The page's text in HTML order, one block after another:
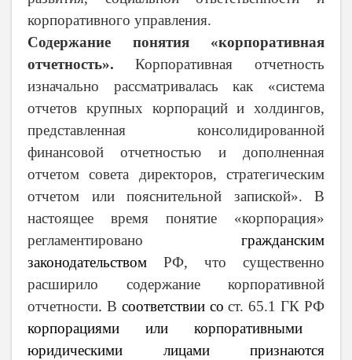
корпоративного управления.
Содержание понятия «корпоративная
отчетность».
Корпоративная отчетность
изначально рассматривалась как «система
отчетов крупных корпораций и холдингов,
представленная консолидированной
финансовой отчетностью и дополненная
отчетом совета директоров, стратегическим
отчетом или пояснительной запиской». В
настоящее время понятие «корпорация»
регламентировано гражданским
законодательством РФ, что существенно
расширило содержание корпоративной
отчетности. В соответствии сост. 65.1 ГК РФ
корпорациями или корпоративными
юридическими лицами признаются